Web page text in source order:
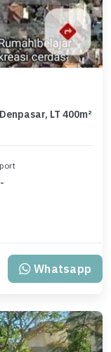
LT 400m²
-
Whatsapp